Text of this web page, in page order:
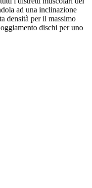
ad una inclinazione
densità per il massimo
dischi per uno